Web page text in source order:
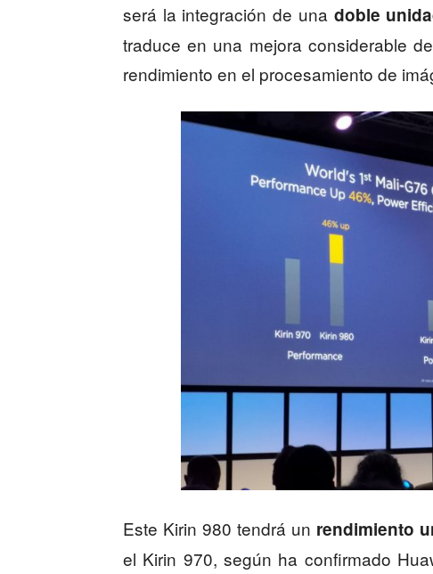
será la integración de una doble
traduce en una mejora considerable
rendimiento en el procesamiento de
Este Kirin 980 tendrá un rendimiento
el Kirin 970, según ha confirmado